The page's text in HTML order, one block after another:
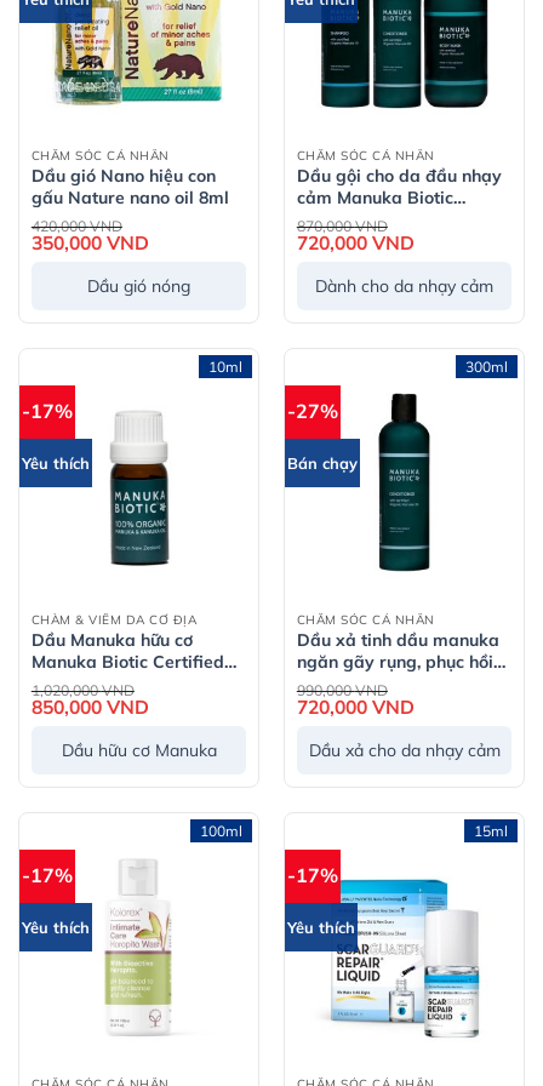
CHĂM SÓC CÁ NHÂN
Dầu gió Nano hiệu con
gấu Nature nano oil 8ml
420,000VND
gốc
là:
350,000 VNDGiá
là:
Dầu gió nóng
CHĂM SÓC CÁ NHÂN
Dầu gội cho da đầu nhạy
cảm Manuka Biotic
Shampoo for Sensitive
Scalp 300ml
870,000VND
gốc
là:
720,000 VNDGiá
là:
Dành cho da nhạy cảm
-17%
Yêu thích
10ml
CHÀM & VIÊM DA CƠ ĐỊA
Dầu Manuka hữu cơ
Manuka Biotic Certified
Organic Manuka Oil –
10ml
1,020,000VND
gốc
là:
850,000 VNDGiá
là:
Dầu hữu cơ Manuka
-27%
Bán chạy
300ml
CHĂM SÓC CÁ NHÂN
Dầu xả tinh dầu manuka
ngăn gãy rụng, phục hồi
hư tổn Manuka Biotic
Conditioner for Sensitive
990,000VND
gốc
là:
720,000 VNDGiá
là:
Dầu xả cho da nhạy cảm
-17%
Yêu thích
100ml
-17%
Yêu thích
15ml